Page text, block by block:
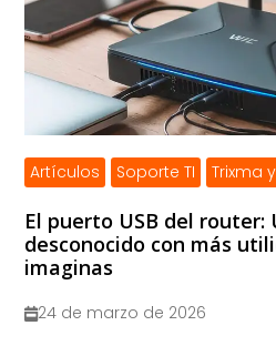
Artículos Soporte TI Trixma
El puerto USB del router:
desconocido con más
imaginas
24 de marzo de 2026